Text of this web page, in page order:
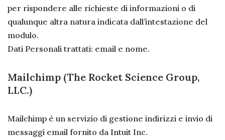
per rispondere alle richieste di informazioni o di
qualunque altra natura indicata dall’intestazione del
modulo.
Dati Personali trattati: email e nome.
Mailchimp (The Rocket Science Group,
LLC.)
Mailchimp è un servizio di gestione indirizzi e invio di
messaggi email fornito da Intuit Inc.